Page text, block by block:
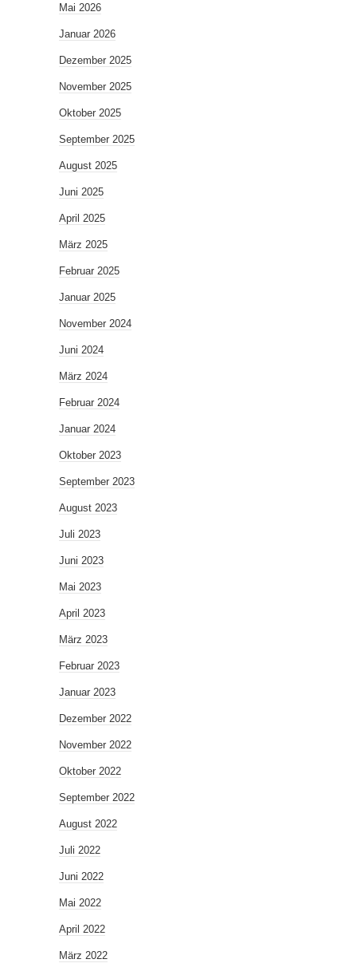
Mai 2026
Januar 2026
Dezember 2025
November 2025
Oktober 2025
September 2025
August 2025
Juni 2025
April 2025
März 2025
Februar 2025
Januar 2025
November 2024
Juni 2024
März 2024
Februar 2024
Januar 2024
Oktober 2023
September 2023
August 2023
Juli 2023
Juni 2023
Mai 2023
April 2023
März 2023
Februar 2023
Januar 2023
Dezember 2022
November 2022
Oktober 2022
September 2022
August 2022
Juli 2022
Juni 2022
Mai 2022
April 2022
März 2022